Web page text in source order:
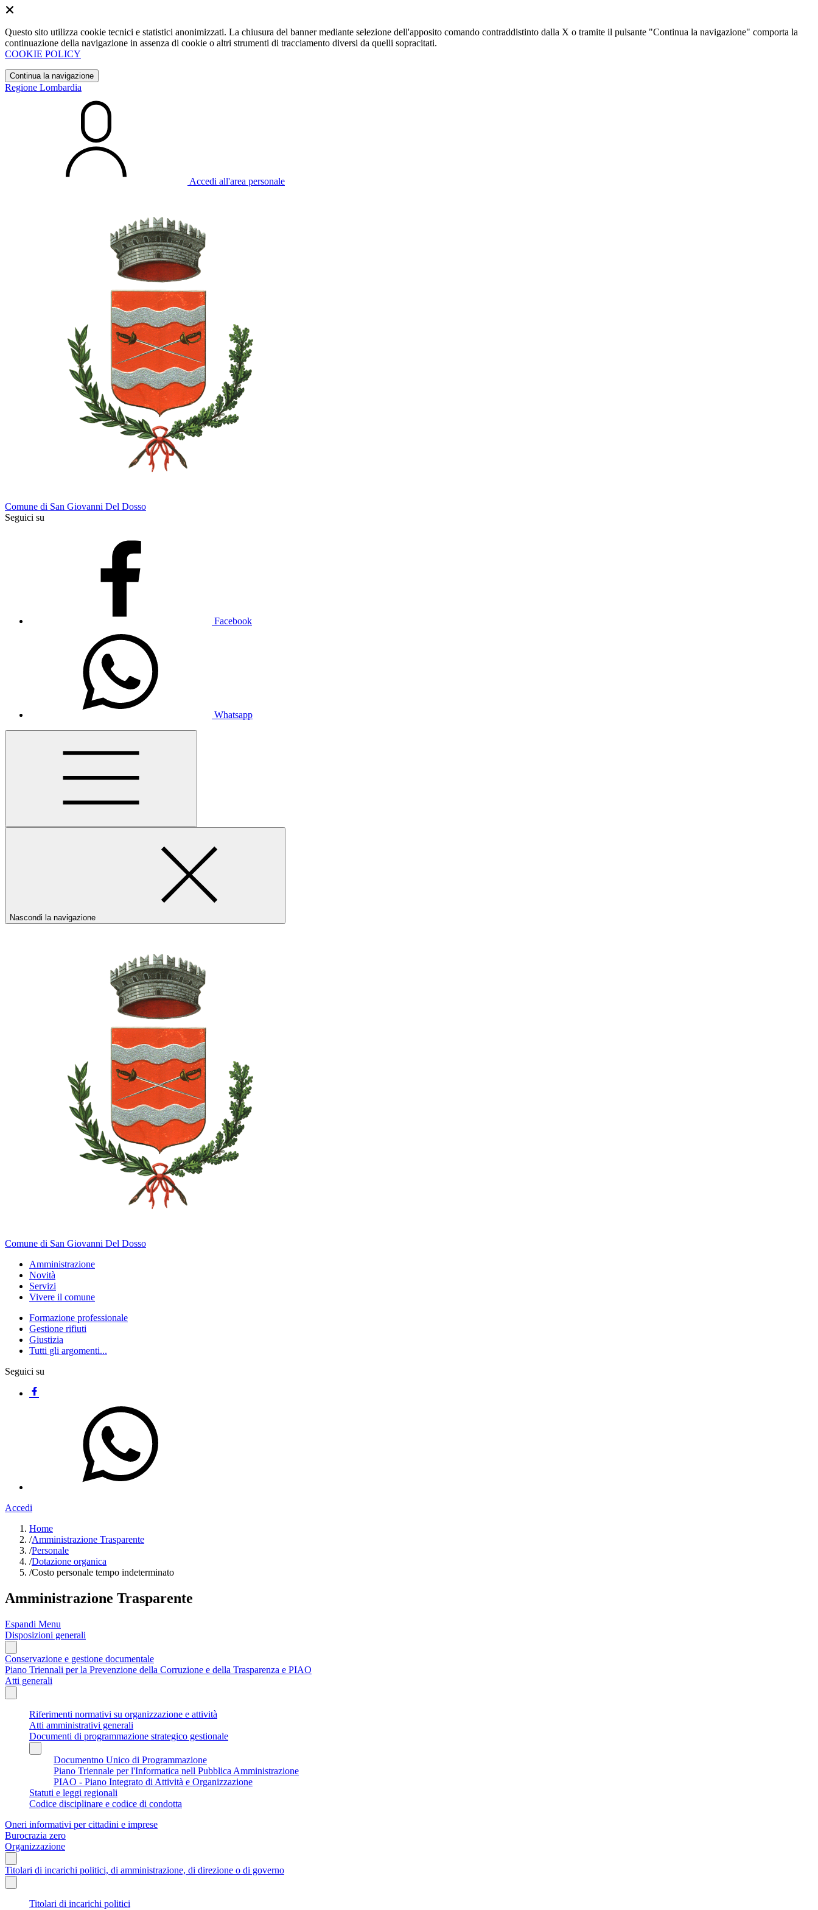
Questo sito utilizza cookie tecnici e statistici anonimizzati. La chiusura del banner mediante selezione dell'apposito comando contraddistinto dalla X o tramite il pulsante "Continua la navigazione" comporta la
continuazione della navigazione in assenza di cookie o altri strumenti di tracciamento diversi da quelli sopracitati.
COOKIE POLICY
Continua la navigazione
Regione Lombardia
Accedi all'area personale
Comune di San Giovanni Del Dosso
Seguici su
Facebook
Whatsapp
Nascondi la navigazione
Comune di San Giovanni Del Dosso
Amministrazione
Novità
Servizi
Vivere il comune
Formazione professionale
Gestione rifiuti
Giustizia
Tutti gli argomenti...
Seguici su
Accedi
Home
/Amministrazione Trasparente
/Personale
/Dotazione organica
/Costo personale tempo indeterminato
Amministrazione Trasparente
Espandi Menu
Disposizioni generali
Conservazione e gestione documentale
Piano Triennali per la Prevenzione della Corruzione e della Trasparenza e PIAO
Atti generali
Riferimenti normativi su organizzazione e attività
Atti amministrativi generali
Documenti di programmazione strategico gestionale
Documentno Unico di Programmazione
Piano Triennale per l'Informatica nell Pubblica Amministrazione
PIAO - Piano Integrato di Attività e Organizzazione
Statuti e leggi regionali
Codice disciplinare e codice di condotta
Oneri informativi per cittadini e imprese
Burocrazia zero
Organizzazione
Titolari di incarichi politici, di amministrazione, di direzione o di governo
Titolari di incarichi politici